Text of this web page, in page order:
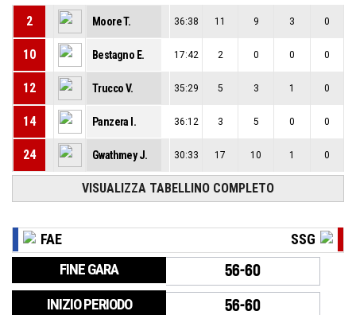
2 Moore T. 36:38 11 9 3 0
10 Bestagno E. 17:42 2 0 0 0
12 Trucco V. 35:29 5 3 1 0
14 Panzera I. 36:12 3 5 0 0
24 Gwathmey J. 30:33 17 10 1 0
VISUALIZZA TABELLINO COMPLETO
FAE SSG
FINE GARA 56-60
INIZIO PERIODO 56-60